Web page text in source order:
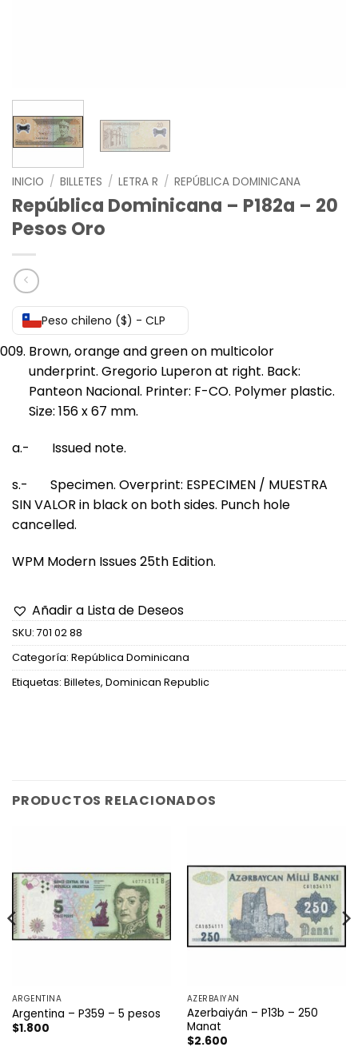
INICIO / BILLETES / LETRA R / REPÚBLICA DOMINICANA
República Dominicana – P182a – 20
Pesos Oro
Peso chileno ($) - CLP
Brown, orange and green on multicolor
underprint. Gregorio Luperon at right. Back:
Panteon Nacional. Printer: F-CO. Polymer plastic.
Size: 156 x 67 mm.
a.- Issued note.
s.- Specimen. Overprint: ESPECIMEN / MUESTRA
SIN VALOR in black on both sides. Punch hole
cancelled.
WPM Modern Issues 25th Edition.
Añadir a Lista de Deseos
SKU: 701 02 88
Categoría: República Dominicana
Etiquetas: Billetes, Dominican Republic
PRODUCTOS RELACIONADOS
ARGENTINA
Argentina – P359 – 5 pesos
$1.800
AZERBAIYÁN
Azerbaiyán – P13b – 250
Manat
$2.600